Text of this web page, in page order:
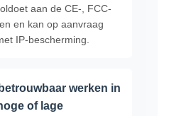
aan de CE-, FCC-
en kan op aanvraag
IP-bescherming.
werken in
of lage